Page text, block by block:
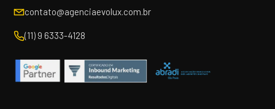
contato@agenciaevolux.com.br
(11) 9 6333-4128